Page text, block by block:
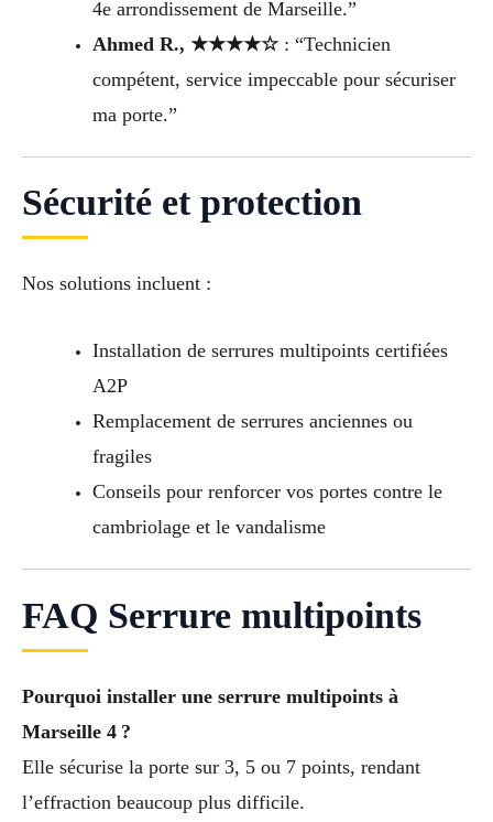
4e arrondissement de Marseille.”
Ahmed R., ★★★★☆: “Technicien
compétent, service impeccable pour sécuriser
ma porte.”
Sécurité et protection
Nos solutions incluent :
Installation de serrures multipoints certifiées
A2P
Remplacement de serrures anciennes ou
fragiles
Conseils pour renforcer vos portes contre le
cambriolage et le vandalisme
FAQ Serrure multipoints
Pourquoi installer une serrure multipoints à
Marseille 4 ?
Elle sécurise la porte sur 3, 5 ou 7 points, rendant
l’effraction beaucoup plus difficile.